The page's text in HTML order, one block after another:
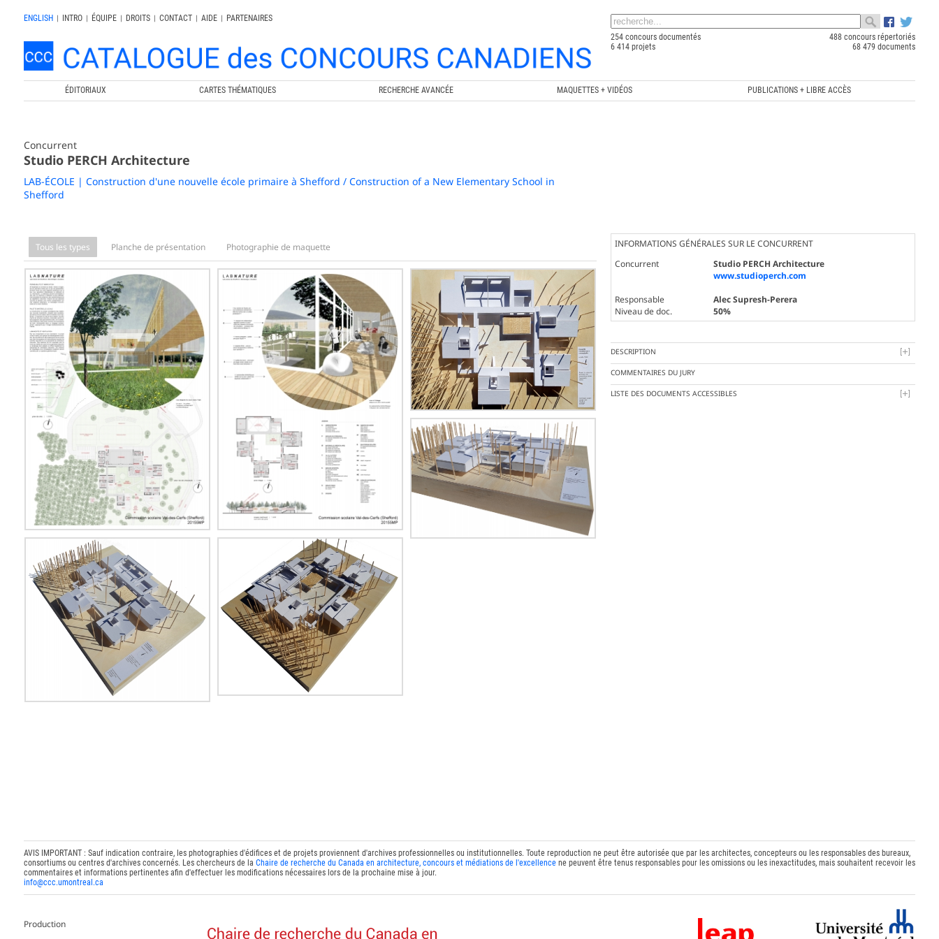
ENGLISH | INTRO | ÉQUIPE | DROITS | CONTACT | AIDE |
PARTENAIRES
254 concours documentés
488 concours répertoriés
6 414 projets
68 479 documents
ÉDITORIAUX CARTES THÉMATIQUES RECHERCHE AVANCÉE MAQUETTES + VIDÉOS PUBLICATIONS + LIBRE ACCÈS
Concurrent
Studio PERCH Architecture
LAB-ÉCOLE | Construction d'une nouvelle école primaire à Shefford / Construction of a New Elementary School in
Shefford
Tous les types Planche de présentation Photographie de maquette
INFORMATIONS GÉNÉRALES SUR LE CONCURRENT
Concurrent
Studio PERCH Architecture
www.studioperch.com
Responsable
Alec Supresh-Perera
Niveau de doc.
50%
DESCRIPTION
COMMENTAIRES DU JURY
LISTE DES DOCUMENTS ACCESSIBLES
AVIS IMPORTANT : Sauf indication contraire, les photographies d'édifices et de projets proviennent d'archives professionnelles ou institutionnelles. Toute reproduction ne peut être autorisée que par les architectes, concepteurs ou les responsables des bureaux,
consortiums ou centres d'archives concernés. Les chercheurs de la Chaire de recherche du Canada en architecture, concours et médiations de l'excellencene peuvent être tenus responsables pour les omissions ou les inexactitudes, mais souhaitent recevoir les
commentaires et informations pertinentes afin d'effectuer les modifications nécessaires lors de la prochaine mise à jour.
info@ccc.umontreal.ca
Production